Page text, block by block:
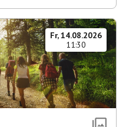
Fr, 14.08.2026
11:30